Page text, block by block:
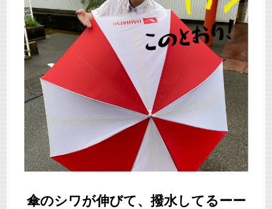
傘のシワが伸びて、撥水してるーー